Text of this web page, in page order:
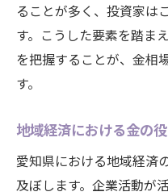
ることが多く、投資家は
す。こうした要素を踏ま
を把握することが、金相
す。
地域経済における金の
愛知県における地域経済
及ぼします。企業活動が